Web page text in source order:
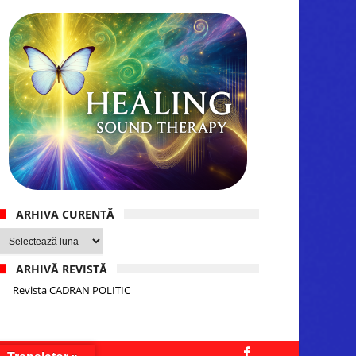
ARHIVA CURENTĂ
Arhiva
curentă
ARHIVĂ REVISTĂ
Revista CADRAN POLITIC